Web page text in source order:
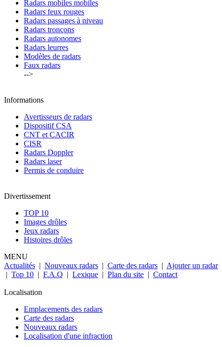
Radars mobiles mobiles
Radars feux rouges
Radars passages à niveau
Radars tronçons
Radars autonomes
Radars leurres
Modèles de radars
Faux radars
-->
Informations
Avertisseurs de radars
Dispositif CSA
CNT et CACIR
CISR
Radars Doppler
Radars laser
Permis de conduire
Divertissement
TOP 10
Images drôles
Jeux radars
Histoires drôles
MENU
Actualités | Nouveaux radars | Carte des radars | Ajouter un radar
| Top 10 | F.A.Q | Lexique | Plan du site | Contact
Localisation
Emplacements des radars
Carte des radars
Nouveaux radars
Localisation d'une infraction